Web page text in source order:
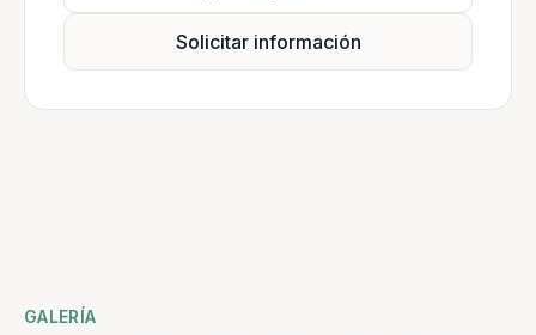
Solicitar información
GALERÍA